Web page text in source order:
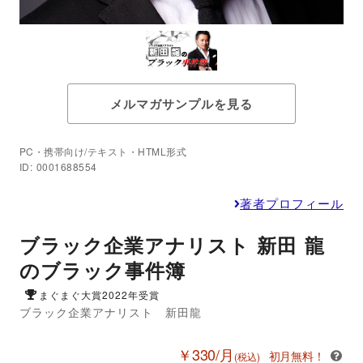
メルマガサンプルを見る
PC・携帯向け/テキスト・HTML形式
ID: 0001688554
著者プロフィール
ブラック企業アナリスト 新田 龍
のブラック事件簿
まぐまぐ大賞2022年受賞
ブラック企業アナリスト 新田龍
￥330/月 (税込) 初月無料！